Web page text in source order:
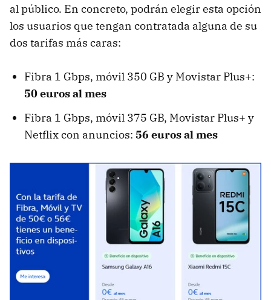
al público. En concreto, podrán elegir esta opción
los usuarios que tengan contratada alguna de su
dos tarifas más caras:
Fibra 1 Gbps, móvil 350 GB y Movistar Plus+:
50 euros al mes
Fibra 1 Gbps, móvil 375 GB, Movistar Plus+ y
Netflix con anuncios: 56 euros al mes